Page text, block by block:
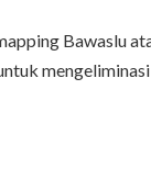
Bawaslu